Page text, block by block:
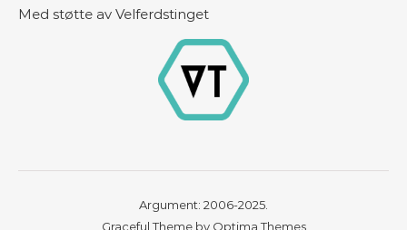
Med støtte av Velferdstinget
Argument: 2006-2025.
Graceful Theme by Optima Themes